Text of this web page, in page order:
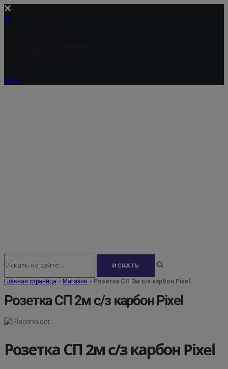
Главная страница » Магазин » Розетка СП 2м c/з карбон Pixel
Розетка СП 2м c/з карбон Pixel
Розетка СП 2м c/з карбон Pixel